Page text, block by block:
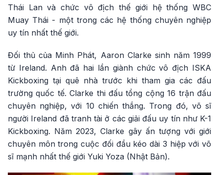
Thái Lan và chức vô địch thế giới hệ thống WBC
Muay Thái - một trong các hệ thống chuyên nghiệp
uy tín nhất thế giới.
Đối thủ của Minh Phát, Aaron Clarke sinh năm 1999
từ Ireland. Anh đã hai lần giành chức vô địch ISKA
Kickboxing tại quê nhà trước khi tham gia các đấu
trường quốc tế. Clarke thi đấu tổng cộng 16 trận đấu
chuyên nghiệp, với 10 chiến thắng. Trong đó, võ sĩ
người Ireland đã tranh tài ở các giải đấu uy tín như K-1
Kickboxing. Năm 2023, Clarke gây ấn tượng với giới
chuyên môn trong cuộc đối đầu kéo dài 3 hiệp với võ
sĩ mạnh nhất thế giới Yuki Yoza (Nhật Bản).